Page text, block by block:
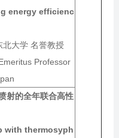
energy efficienc
北大学 名誉教授
Professor
射的全年联合高性
with thermosyph